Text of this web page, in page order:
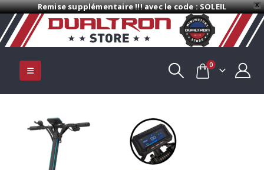
X
Remise supplémentaire !!! avec le code : SOLEIL
0